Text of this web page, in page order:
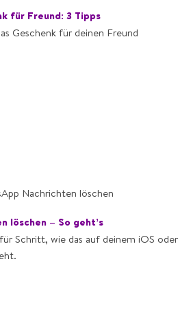
für Freund: 3 Tipps
Geschenk für deinen Freund
löschen – So geht’s
Schritt, wie das auf deinem iOS oder